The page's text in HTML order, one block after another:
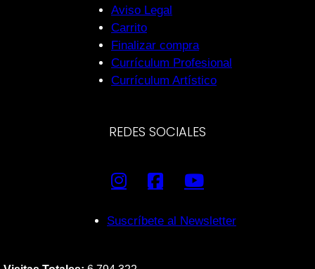
Aviso Legal
Carrito
Finalizar compra
Currículum Profesional
Currículum Artístico
REDES SOCIALES
Suscríbete al Newsletter